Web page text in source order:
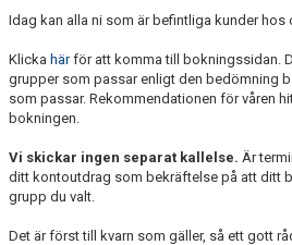
Idag kan alla ni som är befintliga kunder hos
Klicka härför att komma till bokningssidan.
grupper som passar enligt den bedömning
som passar. Rekommendationen för våren
bokningen.
Vi skickar ingen separat kallelse. Är
ditt kontoutdrag som bekräftelse på att ditt
grupp du valt.
Det är först till kvarn som gäller, så ett gott